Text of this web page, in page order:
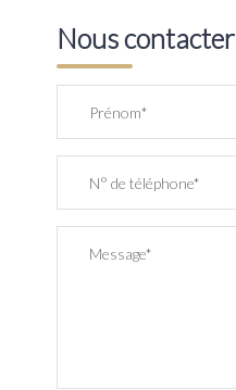
Nous contacter
Prénom*
N° de téléphone*
Message*